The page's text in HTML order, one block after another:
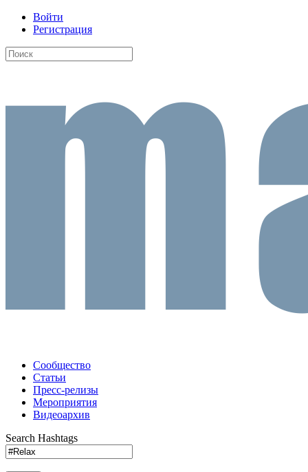
Войти
Регистрация
Сообщество
Статьи
Пресс-релизы
Мероприятия
Видеоархив
Search Hashtags